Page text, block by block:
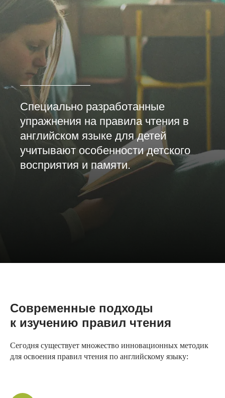
Специально разработанные
упражнения на правила чтения в
английском языке для детей
учитывают особенности детского
восприятия и памяти.
Современные подходы
к изучению правил чтения
Сегодня существует множество инновационных методик
для освоения правил чтения по английскому языку: